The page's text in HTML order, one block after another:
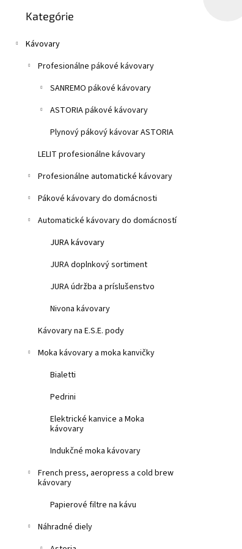
n
e
kategórie
Kategórie
Kávovary
Profesionálne pákové kávovary
SANREMO pákové kávovary
ASTORIA pákové kávovary
Plynový pákový kávovar ASTORIA
LELIT profesionálne kávovary
Profesionálne automatické kávovary
Pákové kávovary do domácnosti
Automatické kávovary do domácností
JURA kávovary
JURA doplnkový sortiment
JURA údržba a príslušenstvo
Nivona kávovary
Kávovary na E.S.E. pody
Moka kávovary a moka kanvičky
Bialetti
Pedrini
Elektrické kanvice a Moka
kávovary
Indukčné moka kávovary
French press, aeropress a cold brew
kávovary
Papierové filtre na kávu
Náhradné diely